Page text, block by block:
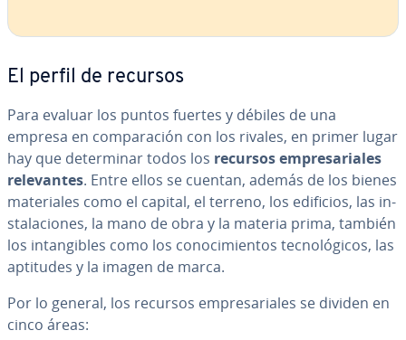
El perfil de recursos
Para evaluar los puntos fuertes y débiles de una
empresa en co­m­pa­ra­ción con los rivales, en primer lugar
hay que de­te­r­mi­nar todos los recursos em­pre­sa­ria­les
re­le­va­n­tes. Entre ellos se cuentan, además de los bienes
ma­te­ria­les como el capital, el terreno, los edificios, las in­
s­ta­la­cio­nes, la mano de obra y la materia prima, también
los in­ta­n­gi­bles como los co­no­ci­mie­n­tos te­c­no­ló­gi­cos, las
aptitudes y la imagen de marca.
Por lo general, los recursos em­pre­sa­ria­les se dividen en
cinco áreas: